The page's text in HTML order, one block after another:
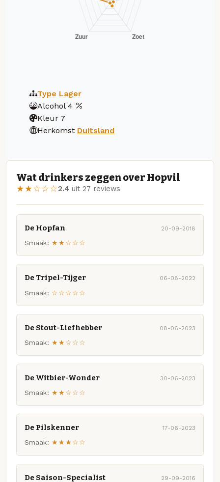
Type Lager
Alcohol 4
Kleur 7
Herkomst Duitsland
Wat drinkers zeggen over Hopvil
★★☆☆☆2.4 uit 27 reviews
De Hopfan 20-09-2018
Smaak: ★★☆☆☆
De Tripel-Tijger 06-08-2022
Smaak: ☆☆☆☆☆
De Stout-Liefhebber 08-06-2023
Smaak: ★★☆☆☆
De Witbier-Wonder 30-06-2023
Smaak: ★★☆☆☆
De Pilskenner 17-06-2023
Smaak: ★★★☆☆
De Saison-Specialist 29-09-2016